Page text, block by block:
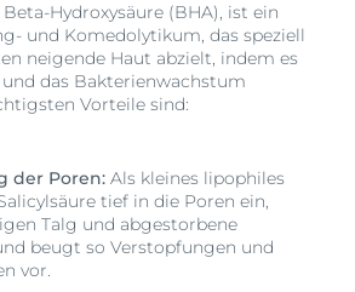
Hydroxysäure (BHA), ist ein
und Komedolytikum, das speziell
neigende Haut abzielt, indem es
das Bakterienwachstum
Vorteile sind:
der Poren: Als kleines lipophiles
tief in die Poren ein,
Talg und abgestorbene
beugt so Verstopfungen und
vor.